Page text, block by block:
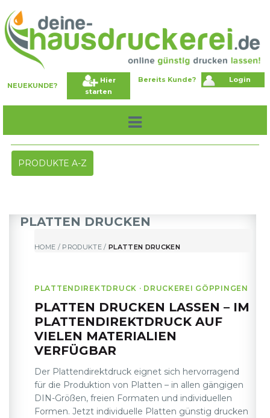
NEUEKUNDE?
Hier
starten
Bereits Kunde? Login
Toggle
navigation
PRODUKTE A-Z
PLATTEN DRUCKEN
HOME / PRODUKTE/ PLATTEN DRUCKEN
PLATTENDIREKTDRUCK · DRUCKEREI GÖPPINGEN
PLATTEN DRUCKEN LASSEN – IM
PLATTENDIREKTDRUCK AUF
VIELEN MATERIALIEN
VERFÜGBAR
Der Plattendirektdruck eignet sich hervorragend
für die Produktion von Platten – in allen gängigen
DIN-Größen, freien Formaten und individuellen
Formen. Jetzt individuelle Platten günstig drucken